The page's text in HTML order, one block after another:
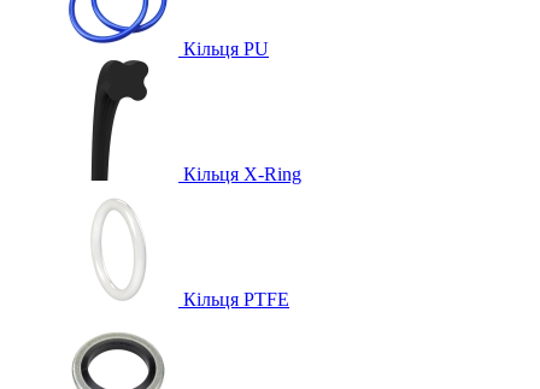
Кільця PU
Кільця X-Ring
Кільця PTFE